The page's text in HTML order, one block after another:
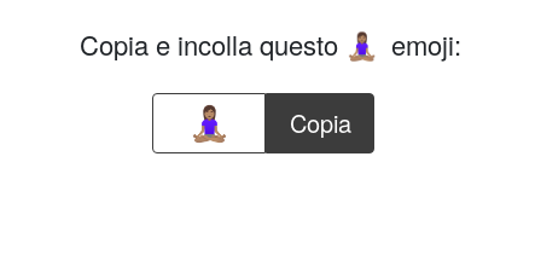
Copia e incolla questo 🧘🏽‍♀️ emoji:
Copia